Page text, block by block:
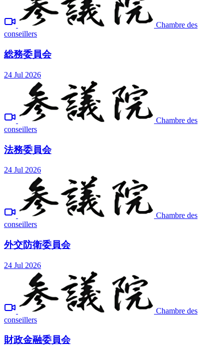
Chambre des
conseillers
総務委員会
24 Jul 2026
Chambre des
conseillers
法務委員会
24 Jul 2026
Chambre des
conseillers
外交防衛委員会
24 Jul 2026
Chambre des
conseillers
財政金融委員会